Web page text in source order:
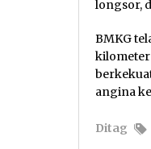
longsor,
BMKG
kilometer
angina
Ditag